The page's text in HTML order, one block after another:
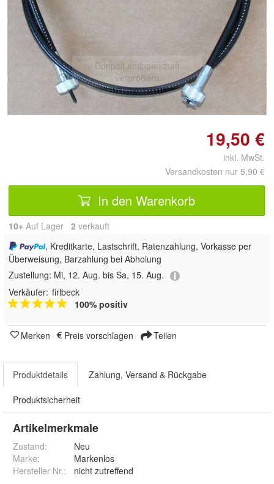
Doppelt antippen zum
vergrößern
19,50 €
inkl. MwSt.
Versandkosten nur 5,90 €
In den Warenkorb
10+ Auf Lager 2 verkauft
, Kreditkarte, Lastschrift, Ratenzahlung, Vorkasse per
Überweisung, Barzahlung bei Abholung
Zustellung: Mi, 12. Aug. bis Sa, 15. Aug.
Verkäufer: firlbeck
100% positiv
Merken Preis vorschlagen Teilen
Produktdetails Zahlung, Versand & Rückgabe
Produktsicherheit
Artikelmerkmale
Zustand:
Neu
Marke:
Markenlos
Hersteller Nr.:
nicht zutreffend